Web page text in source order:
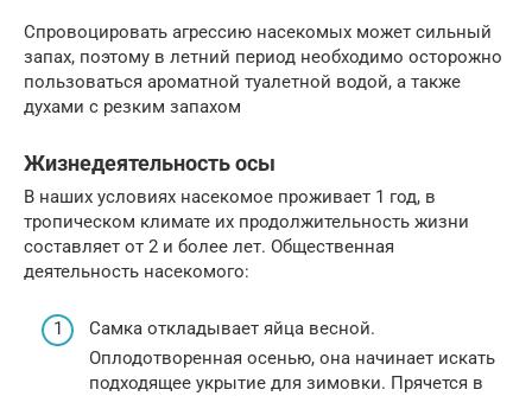
Спровоцировать агрессию насекомых может сильный
запах, поэтому в летний период необходимо осторожно
пользоваться ароматной туалетной водой, а также
духами с резким запахом
Жизнедеятельность осы
В наших условиях насекомое проживает 1 год, в
тропическом климате их продолжительность жизни
составляет от 2 и более лет. Общественная
деятельность насекомого:
Самка откладывает яйца весной.
Оплодотворенная осенью, она начинает искать
подходящее укрытие для зимовки. Прячется в